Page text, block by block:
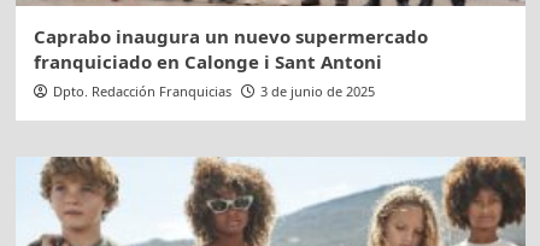
Caprabo inaugura un nuevo supermercado
franquiciado en Calonge i Sant Antoni
Dpto. Redacción Franquicias 3 de junio de 2025